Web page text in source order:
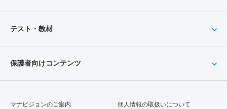
テスト・教材
保護者向けコンテンツ
マナビジョンのご案内 個人情報の取扱いについて